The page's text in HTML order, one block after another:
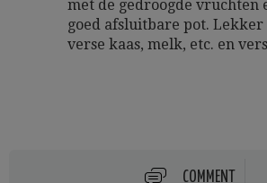
met de gedroogde vruchten
goed afsluitbare pot.
verse kaas, melk, etc. en
COMMENT